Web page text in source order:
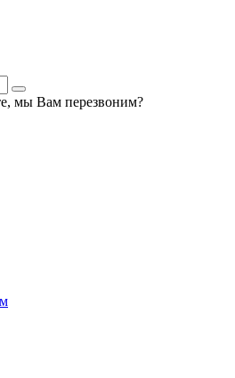
мы Вам перезвоним?